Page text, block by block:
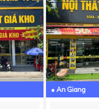
● An Giang